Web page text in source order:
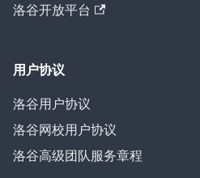
洛谷开放平台
用户协议
洛谷用户协议
洛谷网校用户协议
洛谷高级团队服务章程